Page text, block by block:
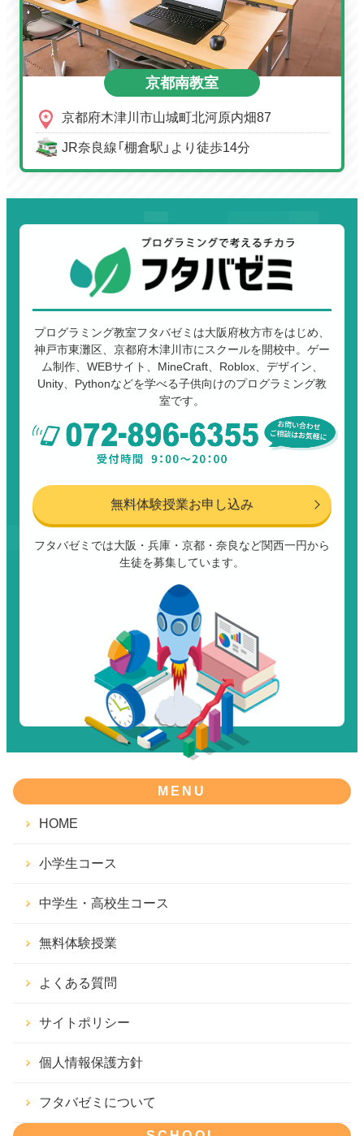
京都南教室
京都府木津川市山城町北河原内畑87
JR奈良線「棚倉駅」より徒歩14分
プログラミング教室フタバゼミは大阪府枚方市をはじめ、
神戸市東灘区、京都府木津川市にスクールを開校中。ゲー
ム制作、WEBサイト、MineCraft、Roblox、デザイン、
Unity、Pythonなどを学べる子供向けのプログラミング教
室です。
無料体験授業お申し込み
フタバゼミでは大阪・兵庫・京都・奈良など関西一円から
生徒を募集しています。
MENU
HOME
小学生コース
中学生・高校生コース
無料体験授業
よくある質問
サイトポリシー
個人情報保護方針
フタバゼミについて